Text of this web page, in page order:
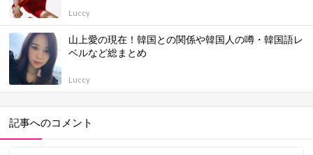
Luccy
山上愛の現在！韓国との関係や韓国人の噂・韓国語レ
ベルなど総まとめ
Luccy
記事へのコメント